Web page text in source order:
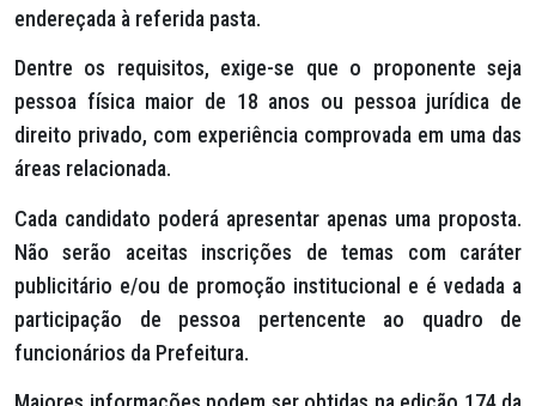
endereçada à referida pasta.
Dentre os requisitos, exige-se que o proponente seja
pessoa física maior de 18 anos ou pessoa jurídica de
direito privado, com experiência comprovada em uma das
áreas relacionada.
Cada candidato poderá apresentar apenas uma proposta.
Não serão aceitas inscrições de temas com caráter
publicitário e/ou de promoção institucional e é vedada a
participação de pessoa pertencente ao quadro de
funcionários da Prefeitura.